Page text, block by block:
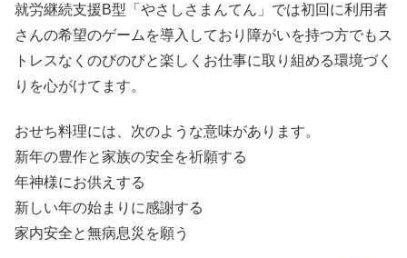
就労継続支援B型「やさしさまんてん」では初回に利用者
さんの希望のゲームを導入しており障がいを持つ方でもス
トレスなくのびのびと楽しくお仕事に取り組める環境づく
りを心がけてます。
おせち料理には、次のような意味があります。
新年の豊作と家族の安全を祈願する
年神様にお供えする
新しい年の始まりに感謝する
家内安全と無病息災を願う